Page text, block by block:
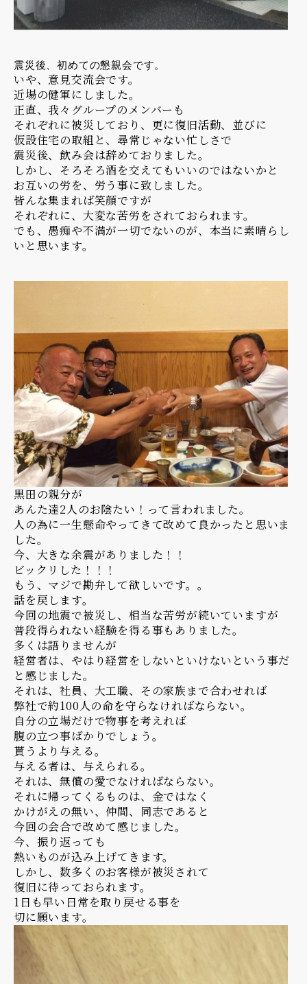
震災後、初めての懇親会です。
いや、意見交流会です。
近場の健軍にしました。
正直、我々グループのメンバーも
それぞれに被災しており、更に復旧活動、並びに
仮設住宅の取組と、尋常じゃない忙しさで
震災後、飲み会は辞めておりました。
しかし、そろそろ酒を交えてもいいのではないかと
お互いの労を、労う事に致しました。
皆んな集まれば笑顔ですが
それぞれに、大変な苦労をされておられます。
でも、愚痴や不満が一切でないのが、本当に素晴らし
いと思います。
黒田の親分が
あんた達2人のお陰たい！って言われました。
人の為に一生懸命やってきて改めて良かったと思いま
した。
今、大きな余震がありました！！
ビックリした！！！
もう、マジで勘弁して欲しいです。。
話を戻します。
今回の地震で被災し、相当な苦労が続いていますが
普段得られない経験を得る事もありました。
多くは語りませんが
経営者は、やはり経営をしないといけないという事だ
と感じました。
それは、社員、大工職、その家族まで合わせれば
弊社で約100人の命を守らなければならない。
自分の立場だけで物事を考えれば
腹の立つ事ばかりでしょう。
貰うより与える。
与える者は、与えられる。
それは、無償の愛でなければならない。
それに帰ってくるものは、金ではなく
かけがえの無い、仲間、同志であると
今回の会合で改めて感じました。
今、振り返っても
熱いものが込み上げてきます。
しかし、数多くのお客様が被災されて
復旧に待っておられます。
1日も早い日常を取り戻せる事を
切に願います。